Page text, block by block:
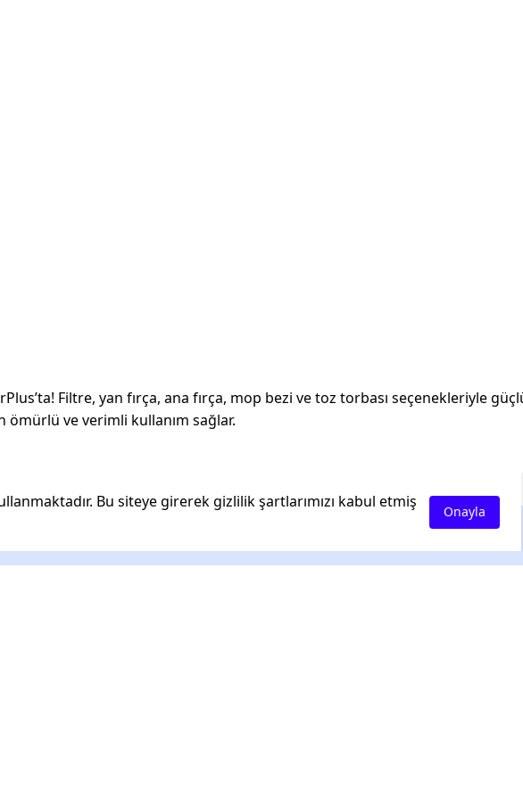
Bu siteye girerek gizlilik şartlarımızı kabul etmiş
Onayla
Filtre, yan fırça, ana fırça, mop bezi ve toz torbası seçenekleriyle
ömürlü ve verimli kullanım sağlar.